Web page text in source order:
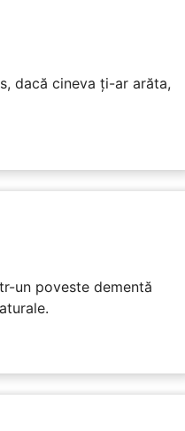
dacă cineva ți-ar arăta,
un poveste dementă